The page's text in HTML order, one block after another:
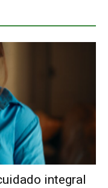
integral